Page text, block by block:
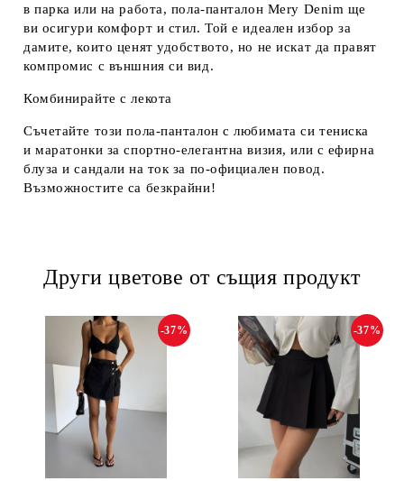
в парка или на работа, пола-панталон Mery Denim ще
ви осигури комфорт и стил. Той е идеален избор за
дамите, които ценят удобството, но не искат да правят
компромис с външния си вид.
Комбинирайте с лекота
Съчетайте този пола-панталон с любимата си тениска
и маратонки за спортно-елегантна визия, или с ефирна
блуза и сандали на ток за по-официален повод.
Възможностите са безкрайни!
Други цветове от същия продукт
-37% -37%